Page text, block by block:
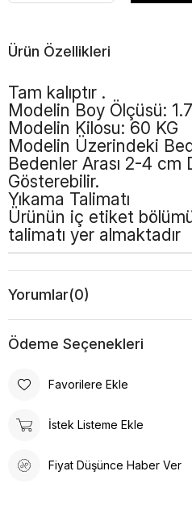
Ürün Özellikleri
Tam kalıptır .
Modelin Boy Ölçüsü:
Modelin Kilosu: 60 KG
Modelin Üzerindeki
Bedenler Arası 2-4 cm
Gösterebilir.
Yıkama Talimatı
Ürünün iç etiket
talimatı yer almaktadır
Yorumlar(0)
Ödeme Seçenekleri
Favorilere Ekle
İstek Listeme Ekle
Fiyat Düşünce Haber Ver